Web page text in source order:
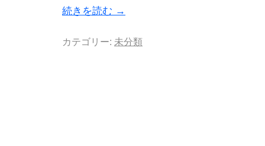
続きを読む →
カテゴリー: 未分類